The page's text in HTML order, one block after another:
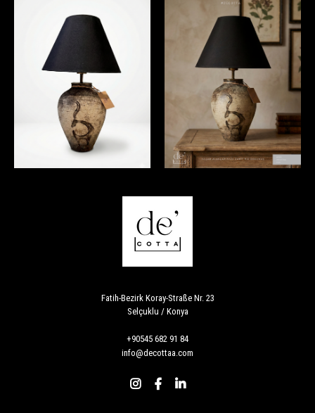
Fatih-Bezirk Koray-Straße Nr. 23
Selçuklu / Konya
+90545 682 91 84
info@decottaa.com